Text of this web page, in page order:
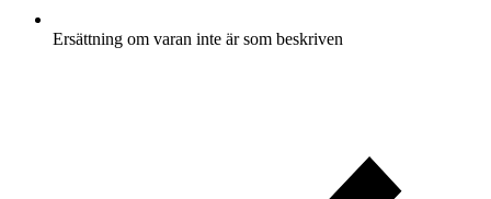
Ersättning om varan inte är som beskriven